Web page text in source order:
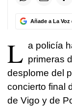
Añade a La
L a policía
primeras
desplome del
concierto final
de Vigo y de